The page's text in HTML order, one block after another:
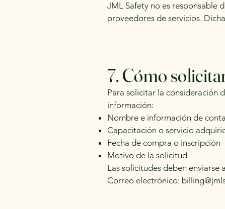
JML Safety no es responsable
proveedores de servicios.
7. Cómo
Para solicitar la consideración
información:
Nombre e información de
Capacitación o servicio
Fecha de compra o inscripción
Motivo de la solicitud
Las solicitudes deben enviarse
Correo electrónico: